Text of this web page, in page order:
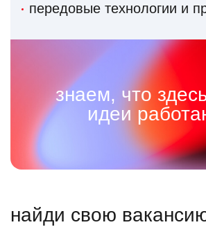
передовые технологии и
знаем, что
идеи
найди свою